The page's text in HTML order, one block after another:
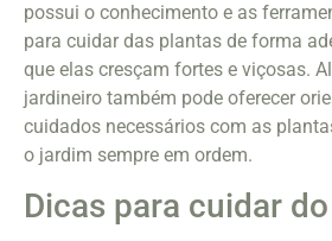
possui o conhecimento e as
para cuidar das plantas de forma
que elas cresçam fortes e viçosas.
jardineiro também pode oferecer
cuidados necessários com as
o jardim sempre em ordem.
Dicas para cuidar